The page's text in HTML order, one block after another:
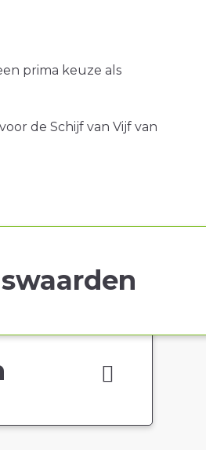
prima keuze als
de Schijf van Vijf van